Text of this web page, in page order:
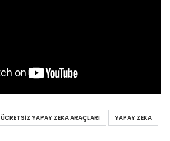
ÜCRETSIZ YAPAY ZEKA ARAÇLARI
YAPAY ZEKA